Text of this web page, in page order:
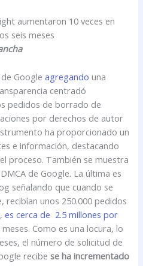
aumentaron 10 veces en
seis meses
de Googleagregando una
centradó
pedidos de borrado de
por derechos de autor
ha proporcionado un
e información, destacando
proceso. También se muestra
de Google. La última es
señalando que cuando se
recibían unos 250.000 pedidos
es cerca de 2.5 millones por
Como es una locura, lo
el número de solicitud de
recibese ha incrementado